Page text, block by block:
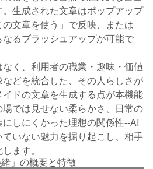
生成された文章はポップアップ
文章を使う」で反映、または
なるブラッシュアップが可能で
く、利用者の職業・趣味・価値
どを統合した、その人らしさが
ドの文章を生成する点が本機能
では見せない柔らかさ、日常の
しにくかった理想の関係性--AI
いない魅力を掘り起こし、相手
ます。
」の概要と特徴